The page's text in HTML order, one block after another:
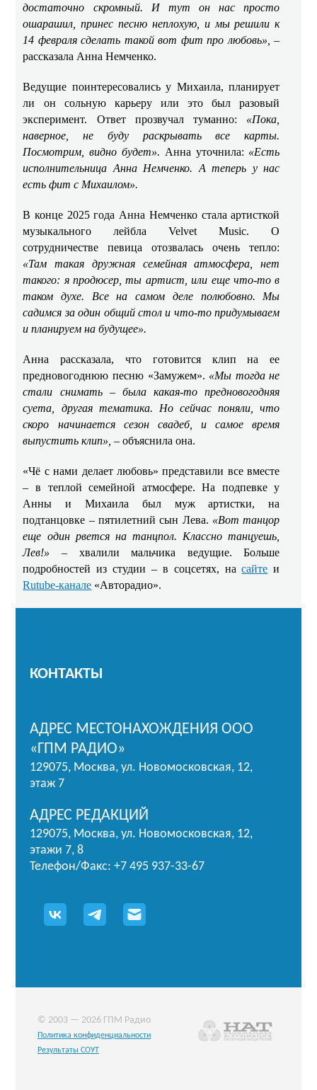
достаточно скромный. И тут он нас просто
ошарашил, принес песню неплохую, и мы решили к
14 февраля сделать такой вот фит про любовь»,–
рассказала Анна Немченко.
Ведущие поинтересовались у Михаила, планирует
ли он сольную карьеру или это был разовый
эксперимент. Ответ прозвучал туманно: «Пока,
наверное, не буду раскрывать все карты.
Посмотрим, видно будет». Анна уточнила: «Есть
исполнительница Анна Немченко. А теперь у нас
есть фит с Михаилом».
В конце 2025 года Анна Немченко стала артисткой
музыкального лейбла Velvet Music. О
сотрудничестве певица отозвалась очень тепло:
«Там такая дружная семейная атмосфера, нет
такого: я продюсер, ты артист, или еще что-то в
таком духе. Все на самом деле полюбовно. Мы
садимся за один общий стол и что-то придумываем
и планируем на будущее».
Анна рассказала, что готовится клип на ее
предновогоднюю песню «Замужем». «Мы тогда не
стали снимать – была какая-то предновогодняя
суета, другая тематика. Но сейчас поняли, что
скоро начинается сезон свадеб, и самое время
выпустить клип», –объяснила она.
«Чё с нами делает любовь» представили все вместе
– в теплой семейной атмосфере. На подпевке у
Анны и Михаила был муж артистки, на
подтанцовке – пятилетний сын Лева. «Вот танцор
еще один рвется на танцпол. Классно танцуешь,
Лев!» – хвалили мальчика ведущие. Больше
подробностей из студии – в соцсетях, насайте и
Rutube-канале «Авторадио».
КОНТАКТЫ
АДРЕС МЕСТОНАХОЖДЕНИЯ ООО
«ГПМ РАДИО»
129075, Москва, ул. Новомосковская, 12,
этаж 7
АДРЕС РЕДАКЦИЙ
129075, Москва, ул. Новомосковская, 12,
этажи 7, 8
Телефон/Факс: +7 495 937-33-67
© 2003 — 2026 ГПМ Радио
Политика конфиденциальности
Результаты СОУТ